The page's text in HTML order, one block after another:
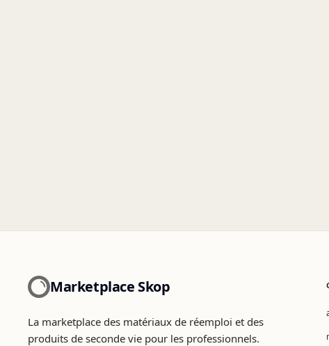
Marketplace Skop
La marketplace des matériaux de réemploi et des
produits de seconde vie pour les professionnels.